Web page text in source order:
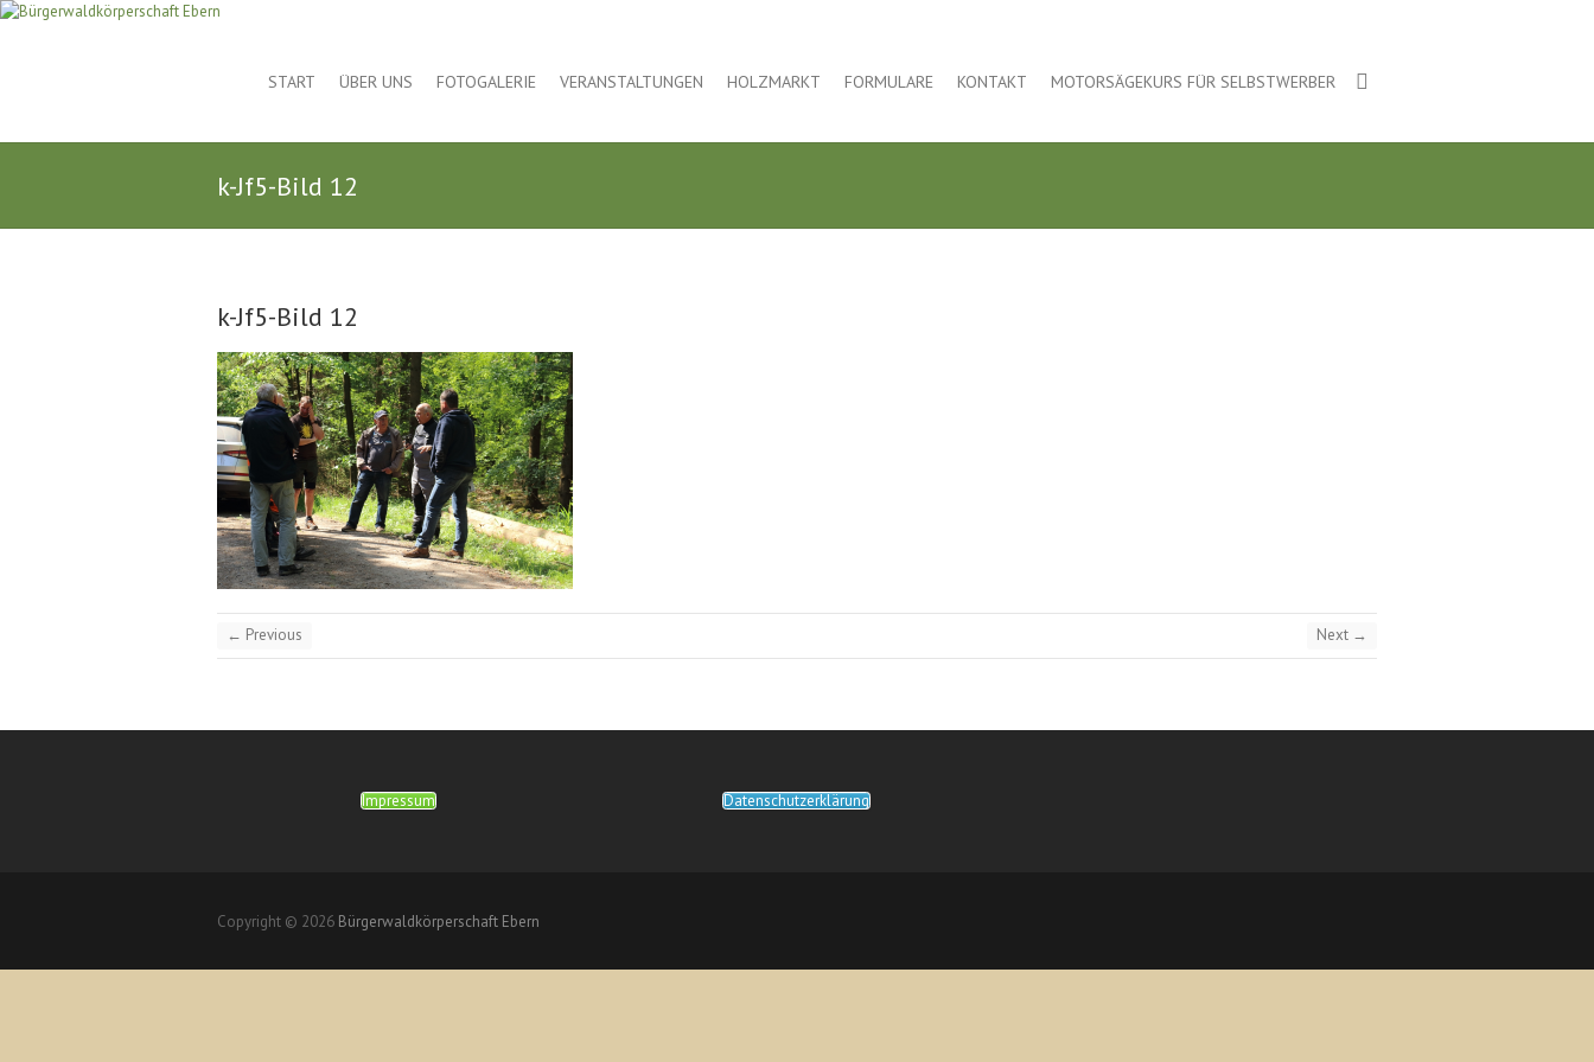
START ÜBER UNS FOTOGALERIE VERANSTALTUNGEN HOLZMARKT FORMULARE KONTAKT MOTORSÄGEKURS FÜR SELBSTWERBER
k-Jf5-Bild 12
k-Jf5-Bild 12
← Previous Next →
Impressum Datenschutzerklärung
Copyright © 2026 Bürgerwaldkörperschaft Ebern